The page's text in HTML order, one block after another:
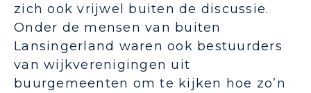
zich ook vrijwel buiten de discussie.
Onder de mensen van buiten
Lansingerland waren ook bestuurders
van wijkverenigingen uit
buurgemeenten om te kijken hoe zo’n